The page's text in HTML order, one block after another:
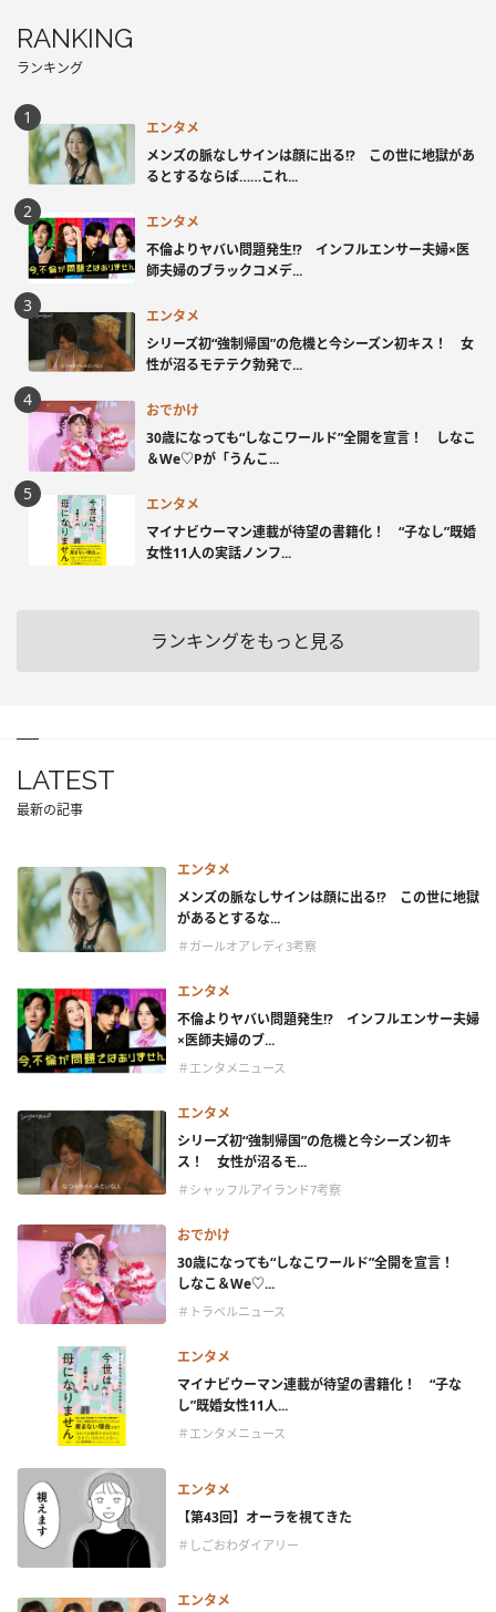
RANKING
ランキング
エンタメ
メンズの脈なしサインは顔に出る!? この世に地獄があ
るとするならば……これ...
エンタメ
不倫よりヤバい問題発生!? インフルエンサー夫婦×医
師夫婦のブラックコメデ...
エンタメ
シリーズ初“強制帰国”の危機と今シーズン初キス！ 女
性が沼るモテテク勃発で...
おでかけ
30歳になっても“しなこワールド”全開を宣言！ しなこ
＆We♡Pが「うんこ...
エンタメ
マイナビウーマン連載が待望の書籍化！ “子なし”既婚
女性11人の実話ノンフ...
ランキングをもっと見る
LATEST
最新の記事
エンタメ
メンズの脈なしサインは顔に出る!? この世に地獄
があるとするな...
＃ガールオアレディ3考察
エンタメ
不倫よりヤバい問題発生!? インフルエンサー夫婦
×医師夫婦のブ...
＃エンタメニュース
エンタメ
シリーズ初“強制帰国”の危機と今シーズン初キ
ス！ 女性が沼るモ...
＃シャッフルアイランド7考察
おでかけ
30歳になっても“しなこワールド”全開を宣言！
しなこ＆We♡...
＃トラベルニュース
エンタメ
マイナビウーマン連載が待望の書籍化！ “子な
し”既婚女性11人...
＃エンタメニュース
エンタメ
【第43回】オーラを視てきた
＃しごおわダイアリー
エンタメ